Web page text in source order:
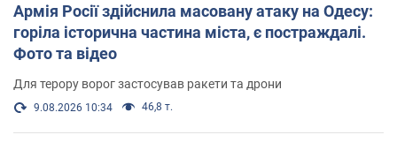
Армія Росії здійснила масовану атаку на Одесу:
горіла історична частина міста, є постраждалі.
Фото та відео
Для терору ворог застосував ракети та дрони
9.08.2026 10:34 46,8 т.